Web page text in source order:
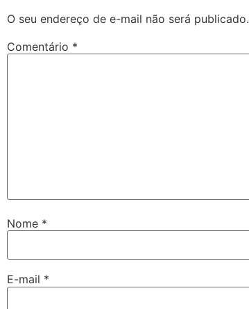
O seu endereço de e-mail não será publicado.
Comentário *
Nome *
E-mail *